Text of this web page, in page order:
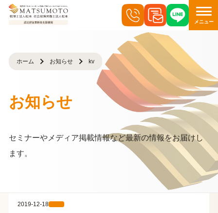
メニュー
ホーム お知らせ kv
お知らせ
セミナーやメディア掲載情報など最新の情報をお届けし
ます。
2019-12-18